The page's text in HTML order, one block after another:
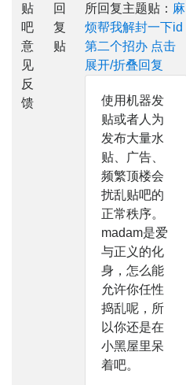
贴
吧
意
见
反
馈
回
复
贴
所回复主题贴： 麻
烦帮我解封一下id
第二个招办 点击
展开/折叠回复
使用机器发
贴或者人为
发布大量水
贴、广告、
频繁顶楼会
扰乱贴吧的
正常秩序。
madam是爱
与正义的化
身，怎么能
允许你任性
捣乱呢，所
以你还是在
小黑屋里呆
着吧。